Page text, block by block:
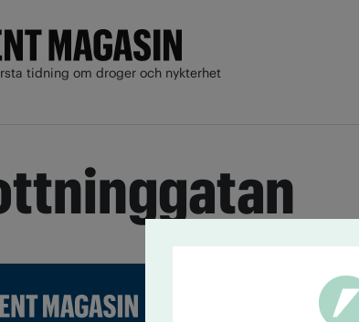
tidning om droger och nykterhet